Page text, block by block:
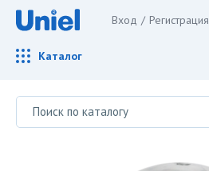
Вход / Регистрация
Каталог